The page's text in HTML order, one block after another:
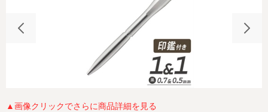
名入れについて
社会貢献活動 特定商取引法に基づく表記
著作権と推奨環境について プライバシーポリシー
▲画像クリックでさらに商品詳細を見る